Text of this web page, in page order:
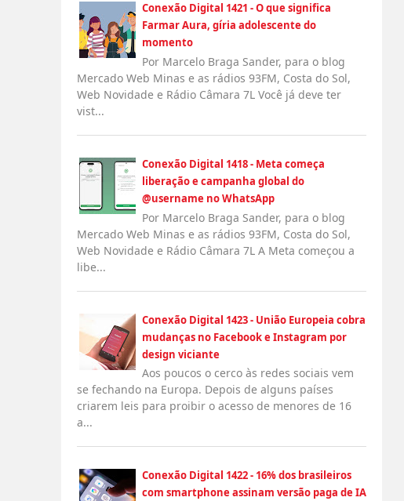
Conexão Digital 1421 - O que significa
Farmar Aura, gíria adolescente do
momento
Por Marcelo Braga Sander, para o blog
Mercado Web Minas e as rádios 93FM, Costa do Sol,
Web Novidade e Rádio Câmara 7L Você já deve ter
vist...
Conexão Digital 1418 - Meta começa
liberação e campanha global do
@username no WhatsApp
Por Marcelo Braga Sander, para o blog
Mercado Web Minas e as rádios 93FM, Costa do Sol,
Web Novidade e Rádio Câmara 7L A Meta começou a
libe...
Conexão Digital 1423 - União Europeia cobra
mudanças no Facebook e Instagram por
design viciante
Aos poucos o cerco às redes sociais vem
se fechando na Europa. Depois de alguns países
criarem leis para proibir o acesso de menores de 16
a...
Conexão Digital 1422 - 16% dos brasileiros
com smartphone assinam versão paga de IA